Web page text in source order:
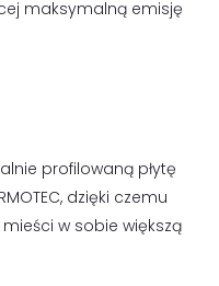
maksymalną emisję
profilowaną płytę
dzięki czemu
w sobie większą